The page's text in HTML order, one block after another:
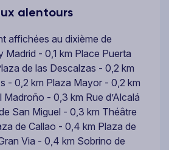
alentours
affichées au dixième de
Madrid - 0,1 km Place Puerta
de las Descalzas - 0,2 km
- 0,2 km Plaza Mayor - 0,2 km
Madroño - 0,3 km Rue d’Alcalá
San Miguel - 0,3 km Théâtre
de Callao - 0,4 km Plaza de
Via - 0,4 km Sobrino de